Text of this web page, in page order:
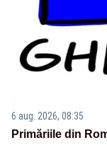
6 aug. 2026, 08:35
Primăriile din